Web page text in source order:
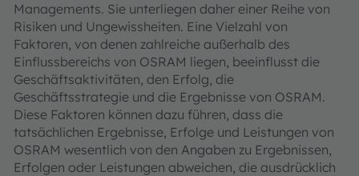
Managements. Sie unterliegen daher einer Reihe von
Risiken und Ungewissheiten. Eine Vielzahl von
Faktoren, von denen zahlreiche außerhalb des
Einflussbereichs von OSRAM liegen, beeinflusst die
Geschäftsaktivitäten, den Erfolg, die
Geschäftsstrategie und die Ergebnisse von OSRAM.
Diese Faktoren können dazu führen, dass die
tatsächlichen Ergebnisse, Erfolge und Leistungen von
OSRAM wesentlich von den Angaben zu Ergebnissen,
Erfolgen oder Leistungen abweichen, die ausdrücklich